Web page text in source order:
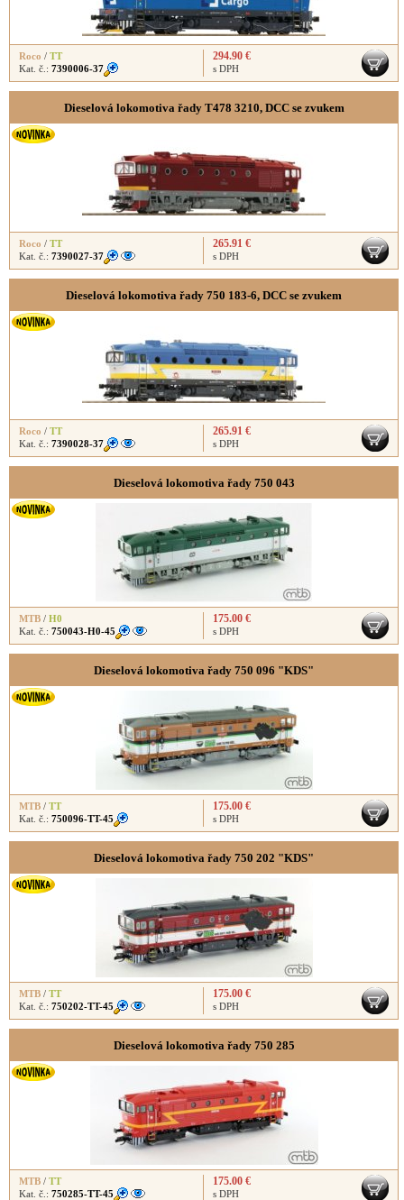
Roco / TT
Kat. č.: 7390006-37
294.90 €
s DPH
Dieselová lokomotiva řady T478 3210, DCC se zvukem
Roco / TT
Kat. č.: 7390027-37
265.91 €
s DPH
Dieselová lokomotiva řady 750 183-6, DCC se zvukem
Roco / TT
Kat. č.: 7390028-37
265.91 €
s DPH
Dieselová lokomotiva řady 750 043
MTB / H0
Kat. č.: 750043-H0-45
175.00 €
s DPH
Dieselová lokomotiva řady 750 096 "KDS"
MTB / TT
Kat. č.: 750096-TT-45
175.00 €
s DPH
Dieselová lokomotiva řady 750 202 "KDS"
MTB / TT
Kat. č.: 750202-TT-45
175.00 €
s DPH
Dieselová lokomotiva řady 750 285
MTB / TT
Kat. č.: 750285-TT-45
175.00 €
s DPH